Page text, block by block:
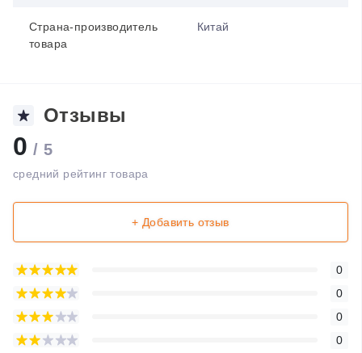
Страна-производитель
товара
Китай
Отзывы
0 / 5
средний рейтинг товара
+ Добавить отзыв
0
0
0
0